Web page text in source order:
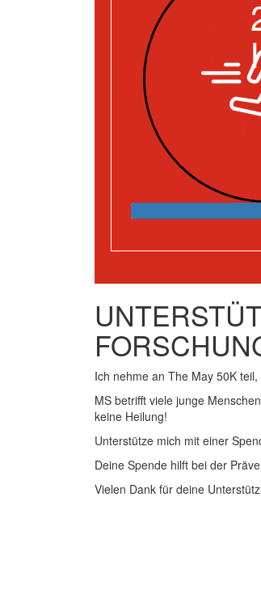
Ich nehme an The May 50K
MS betrifft viele junge
keine Heilung!
Unterstütze mich mit einer
Deine Spende hilft bei der
Vielen Dank für deine